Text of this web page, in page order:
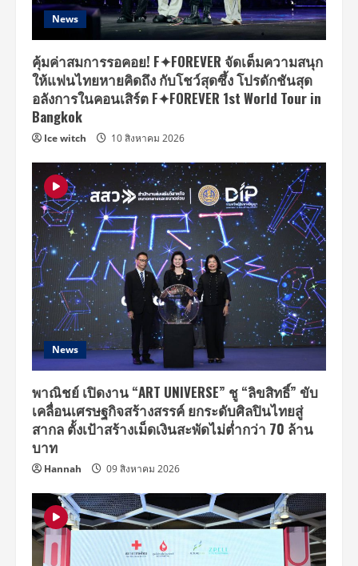
News
คุ้มค่าสมการรอคอย! F✦FOREVER จัดเต็มความสนุก
ให้แฟนไทยหายคิดถึง กับโชว์สุดซึ้ง โปรดักชันสุด
อลังการในคอนเสิร์ต F✦FOREVER 1st World Tour in
Bangkok
Ice witch 10 สิงหาคม 2026
News
พาณิชย์ เปิดงาน “ART UNIVERSE” ชู “ลิขสิทธิ์” ขับ
เคลื่อนเศรษฐกิจสร้างสรรค์ ยกระดับศิลปินไทยสู่
สากล ตั้งเป้าสร้างเม็ดเงินสะพัดไม่ต่ำกว่า 70 ล้าน
บาท
Hannah 09 สิงหาคม 2026